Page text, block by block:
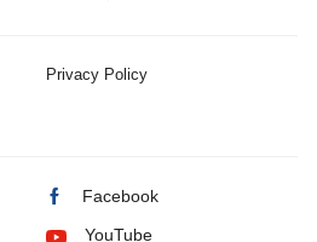
Privacy Policy
Facebook
YouTube